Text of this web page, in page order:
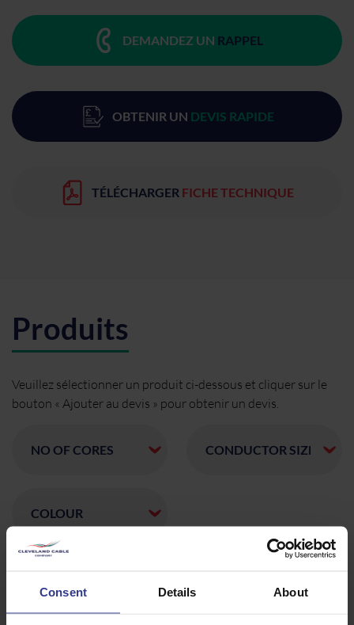
Consent Details About
DEMANDEZ UN RAPPEL
OBTENIR UN DEVIS RAPIDE
TÉLÉCHARGER FICHE TECHNIQUE
Produits
Veuillez sélectionner un produit ci-dessous et cliquer sur le
bouton « Ajouter au devis » pour obtenir un devis.
10001
XLPE, CTS,
PVC 11 kV
AJOUTER AU DEVIS